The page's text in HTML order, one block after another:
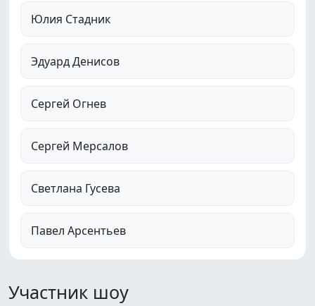
Юлия Стадник
Эдуард Денисов
Сергей Огнев
Сергей Мерсалов
Светлана Гусева
Павел Арсентьев
Участник шоу